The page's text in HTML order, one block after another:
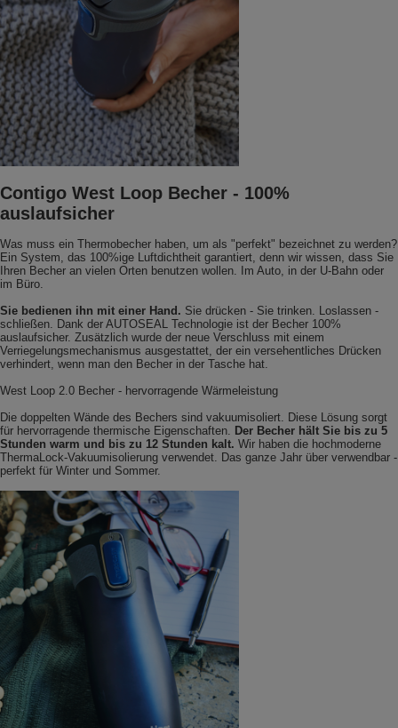
Contigo West Loop Becher - 100%
auslaufsicher
Was muss ein Thermobecher haben, um als "perfekt" bezeichnet zu werden?
Ein System, das 100%ige Luftdichtheit garantiert, denn wir wissen, dass Sie
Ihren Becher an vielen Orten benutzen wollen. Im Auto, in der U-Bahn oder
im Büro.
Sie bedienen ihn mit einer Hand. Sie drücken - Sie trinken. Loslassen -
schließen. Dank der AUTOSEAL Technologie ist der Becher 100%
auslaufsicher. Zusätzlich wurde der neue Verschluss mit einem
Verriegelungsmechanismus ausgestattet, der ein versehentliches Drücken
verhindert, wenn man den Becher in der Tasche hat.
West Loop 2.0 Becher - hervorragende Wärmeleistung
Die doppelten Wände des Bechers sind vakuumisoliert. Diese Lösung sorgt
für hervorragende thermische Eigenschaften. Der Becher hält Sie bis zu 5
Stunden warm und bis zu 12 Stunden kalt. Wir haben die hochmoderne
ThermaLock-Vakuumisolierung verwendet. Das ganze Jahr über verwendbar -
perfekt für Winter und Sommer.